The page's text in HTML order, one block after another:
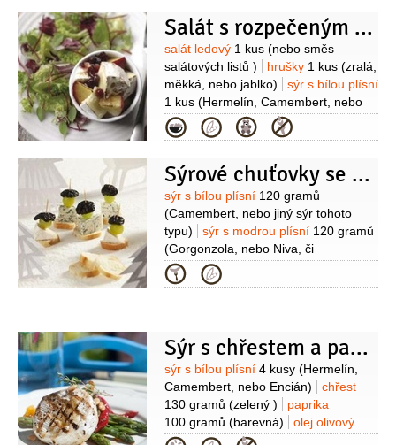
Salát s rozpečeným hermelínem
Suroviny
salát ledový 1 kus (nebo směs
salátových listů )
hrušky 1 kus (zralá,
měkká, nebo jablko)
sýr s bílou plísní
1 kus (Hermelín, Camembert, nebo
Encián)
kompot brusinkový
2 lžíce
olej olivový1 lžíce
šťáva
Kategorie
Sýrové chuťovky se švestkami
Suroviny
sýr s bílou plísní 120 gramů
(Camembert, nebo jiný sýr tohoto
typu)
sýr s modrou plísní 120 gramů
(Gorgonzola, nebo Niva, či
Modřenín)
20 kuliček
rohlík2 kusy
švestky
1 lžíce
(čerstvý, nastrouhaný)
1 špetka (čerstvě mletý)
Kategorie
Sýr s chřestem a paprikami
Suroviny
sýr s bílou plísní 4 kusy (Hermelín,
Camembert, nebo Encián)
chřest
130 gramů (zelený )
paprika
100 gramů (barevná)
olej olivový
8 lžic
ořechy piniové